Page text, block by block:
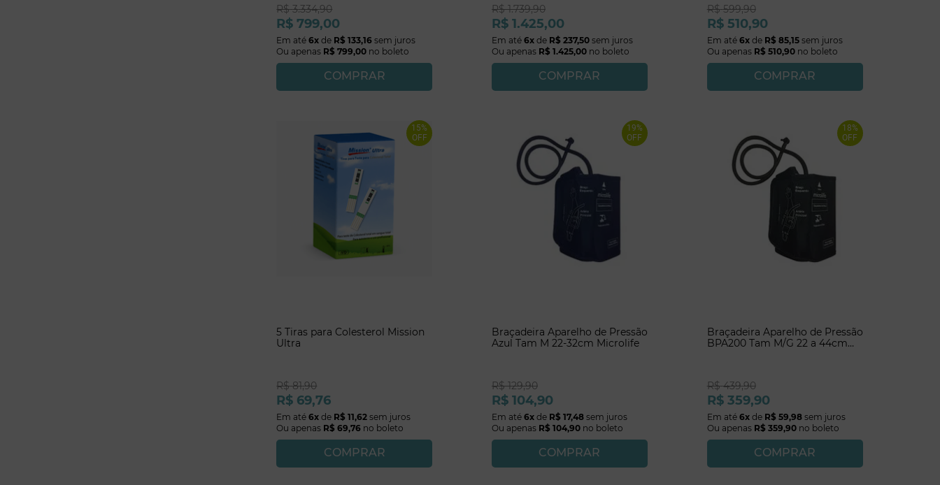
R$ 3.334,90
R$ 799,00
Em até6x de R$ 133,16 sem juros
Ou apenas R$ 799,00 no boleto
COMPRAR
R$ 1.739,90
R$ 1.425,00
Em até 6xde R$ 237,50sem juros
Ou apenas R$ 1.425,00no boleto
COMPRAR
R$ 599,90
R$ 510,90
Em até 6xde R$ 85,15sem juros
Ou apenas R$ 510,90no boleto
COMPRAR
15%
OFF
5 Tiras para Colesterol Mission
Ultra
R$ 81,90
R$ 69,76
Em até6x de R$ 11,62 sem juros
Ou apenas R$ 69,76 no boleto
COMPRAR
19%
OFF
Braçadeira Aparelho de Pressão
Azul Tam M 22-32cm Microlife
R$ 129,90
R$ 104,90
Em até 6xde R$ 17,48sem juros
Ou apenas R$ 104,90no boleto
COMPRAR
18%
OFF
Braçadeira Aparelho de Pressão
BPA200 Tam M/G 22 a 44cm
R$ 439,90
R$ 359,90
Em até 6xde R$ 59,98sem juros
Ou apenas R$ 359,90no boleto
COMPRAR